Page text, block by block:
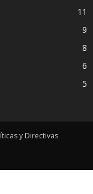
11
9
8
6
5
y Directivas